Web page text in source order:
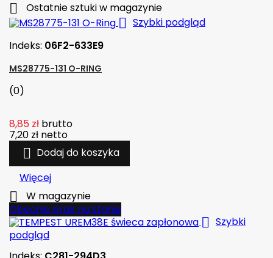
 Ostatnie sztuki w magazynie
 Szybki podgląd
Indeks: 06F2-633E9
MS28775-131 O-RING
(0)
8,85 zł brutto
7,20 zł netto
 Dodaj do koszyka
Więcej

W magazynie
Obecnie brak na stanie
 Szybki
podgląd